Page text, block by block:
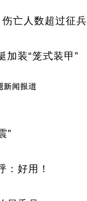
亡人数超过征兵
加装“笼式装甲”
”
：好用！